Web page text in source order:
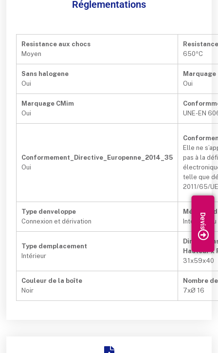
Réglementations
Resistance aux chocs
Moyen
650ºC
Sans halogene
Oui
Marquage
Oui
Marquage CMim
Oui
UNE-EN
Conformement_Directive_Europenne_2014_35
Oui
Elle ne
pas à la
telle que
2011/65/
Type denveloppe
Connexion et dérivation
Méthode
Intégrée
Type demplacement
Intérieur
Hauteur x
31x59x40
Couleur de la boîte
Noir
Nombre
7xØ 16